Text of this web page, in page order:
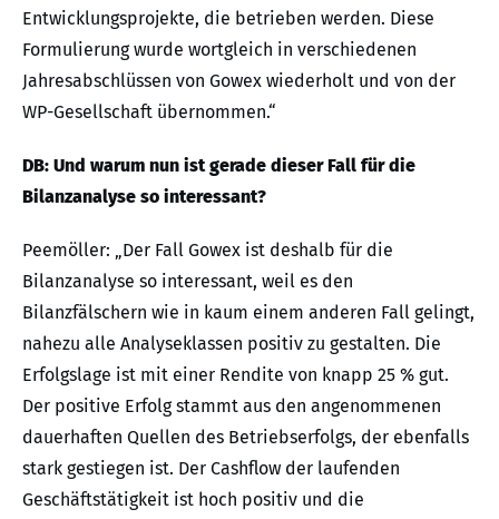
Entwicklungsprojekte, die betrieben werden. Diese
Formulierung wurde wortgleich in verschiedenen
Jahresabschlüssen von Gowex wiederholt und von der
WP-Gesellschaft übernommen.“
DB: Und warum nun ist gerade dieser Fall für die
Bilanzanalyse so interessant?
Peemöller: „Der Fall Gowex ist deshalb für die
Bilanzanalyse so interessant, weil es den
Bilanzfälschern wie in kaum einem anderen Fall gelingt,
nahezu alle Analyseklassen positiv zu gestalten. Die
Erfolgslage ist mit einer Rendite von knapp 25 % gut.
Der positive Erfolg stammt aus den angenommenen
dauerhaften Quellen des Betriebserfolgs, der ebenfalls
stark gestiegen ist. Der Cashflow der laufenden
Geschäftstätigkeit ist hoch positiv und die